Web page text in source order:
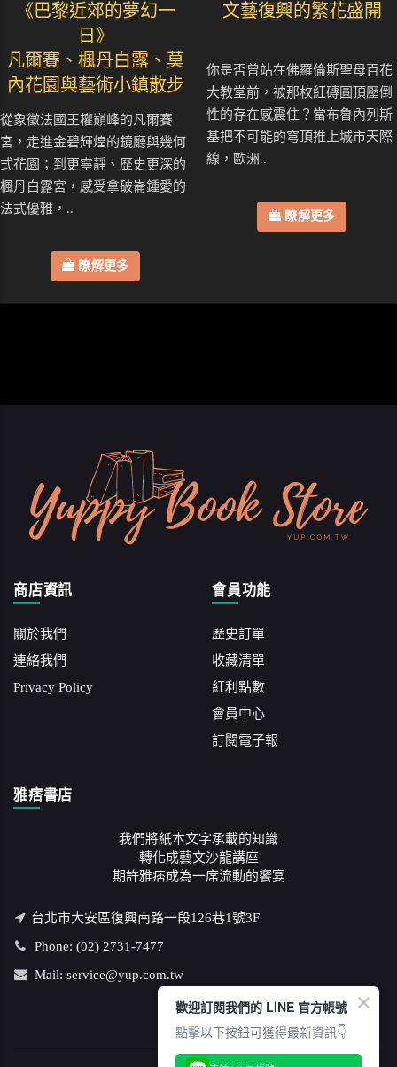
《巴黎近郊的夢幻一
日》
凡爾賽、楓丹白露、莫
內花園與藝術小鎮散步
從象徵法國王權巔峰的凡爾賽
宮，走進金碧輝煌的鏡廳與幾何
式花園；到更寧靜、歷史更深的
楓丹白露宮，感受拿破崙鍾愛的
法式優雅，..
瞭解更多
文藝復興的繁花盛開
你是否曾站在佛羅倫斯聖母百花
大教堂前，被那枚紅磚圓頂壓倒
性的存在感震住？當布魯內列斯
基把不可能的穹頂推上城市天際
線，歐洲..
瞭解更多
商店資訊
關於我們
連絡我們
Privacy Policy
會員功能
歷史訂單
收藏清單
紅利點數
會員中心
訂閱電子報
雅痞書店
我們將紙本文字承載的知識
轉化成藝文沙龍講座
期許雅痞成為一席流動的饗宴
台北市大安區復興南路一段126巷1號3F
Phone: (02) 2731-7477
Mail: service@yup.com.tw
歡迎訂閱我們的 LINE 官方帳號
點擊以下按鈕可獲得最新資訊👇